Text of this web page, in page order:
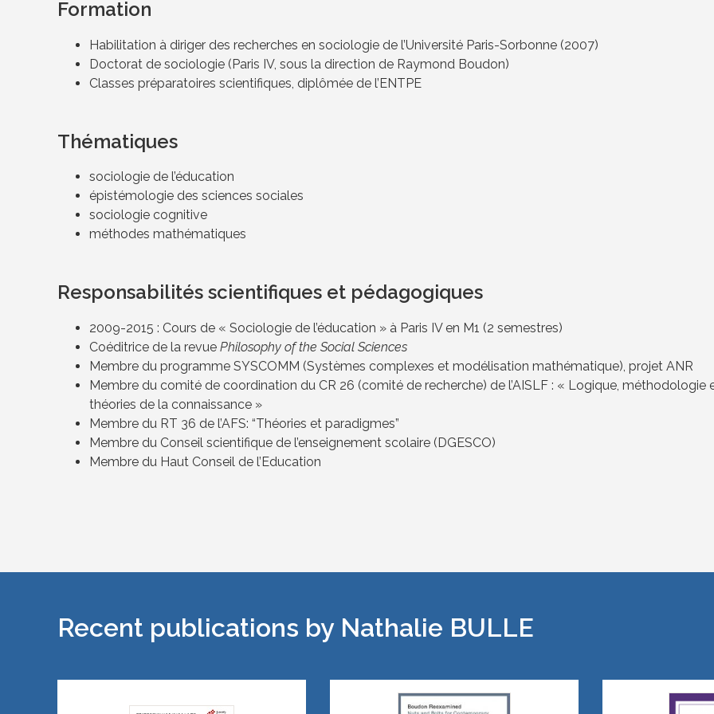
Formation
Habilitation à diriger des recherches en sociologie de l’Université Paris-Sorbonne (2007)
Doctorat de sociologie (Paris IV, sous la direction de Raymond Boudon)
Classes préparatoires scientifiques, diplômée de l’ENTPE
Thématiques
sociologie de l’éducation
épistémologie des sciences sociales
sociologie cognitive
méthodes mathématiques
Responsabilités scientifiques et pédagogiques
2009-2015 : Cours de « Sociologie de l’éducation » à Paris IV en M1 (2 semestres)
Coéditrice de la revue Philosophy of the Social Sciences
Membre du programme SYSCOMM (Systèmes complexes et modélisation mathématique), projet ANR
Membre du comité de coordination du CR 26 (comité de recherche) de l’AISLF : « Logique, méthodologie
théories de la connaissance »
Membre du RT 36 de l’AFS: “Théories et paradigmes”
Membre du Conseil scientifique de l’enseignement scolaire (DGESCO)
Membre du Haut Conseil de l’Education
Recent publications by Nathalie BULLE